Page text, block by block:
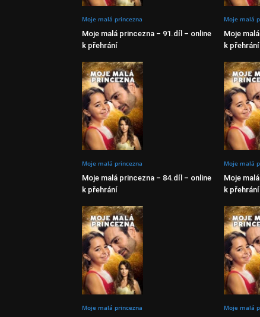
Moje malá princezna
Moje malá princezna – 91.díl – online
k přehrání
Moje malá
Moje
k přehrání
Moje malá princezna
Moje malá princezna – 84.díl – online
k přehrání
Moje malá
Moje
k přehrání
Moje malá princezna Moje malá